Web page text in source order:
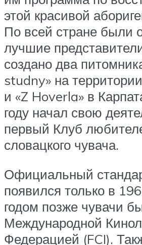
этой красивой
По всей стране были
лучшие
создано два
studny» на
и «Z Hoverla» в
году начал свою
первый Клуб
словацкого чувача.
Официальный
появился только в
годом позже чувачи
Международной
Федерацией (FCI).